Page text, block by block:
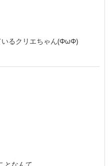
いるクリエちゃん(ΦωΦ)